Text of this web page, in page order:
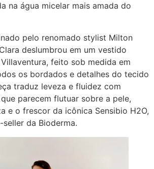
na água micelar mais amada do
pelo renomado stylist Milton
deslumbrou em um vestido
feito sob medida em
os bordados e detalhes do tecido
traduz leveza e fluidez com
parecem flutuar sobre a pele,
e o frescor da icônica Sensibio H2O,
da Bioderma.